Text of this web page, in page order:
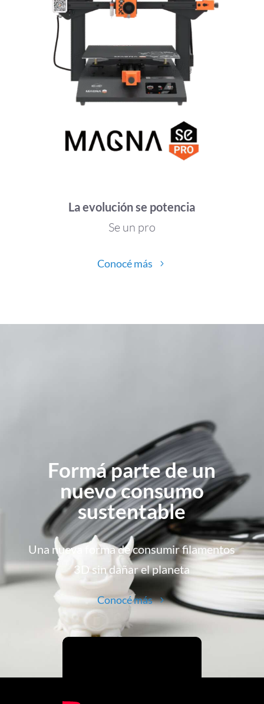
La evolución se potencia
Se un pro
Conocé más
Formá parte de un
nuevo consumo
sustentable
Una nueva forma de consumir filamentos
3D sin dañar el planeta
Conocé más